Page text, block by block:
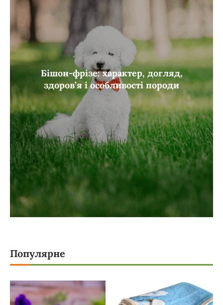
Бішон-фрізе: характер, догляд,
здоров’я і особливості породи
Популярне